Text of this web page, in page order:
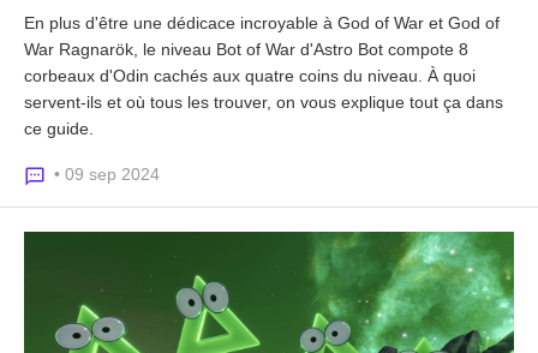
En plus d'être une dédicace incroyable à God of War et God of
War Ragnarök, le niveau Bot of War d'Astro Bot compote 8
corbeaux d'Odin cachés aux quatre coins du niveau. À quoi
servent-ils et où tous les trouver, on vous explique tout ça dans
ce guide.
• 09 sep 2024